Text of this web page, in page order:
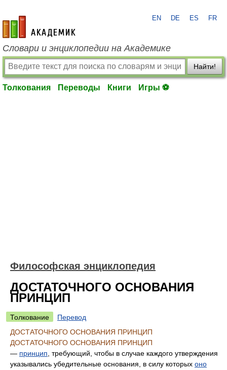
academic.ru
EN DE ES FR
Словари и энциклопедии на Академике
Найти!
Толкования Переводы Книги Игры ⚽
Философская энциклопедия
ДОСТАТОЧНОГО ОСНОВАНИЯ
ПРИНЦИП
Толкование
Перевод
ДОСТАТОЧНОГО ОСНОВАНИЯ ПРИНЦИП
ДОСТАТОЧНОГО ОСНОВАНИЯ ПРИНЦИП
— принцип , требующий, чтобы в случае каждого утверждения
указывались убедительные основания, в силу которых оно